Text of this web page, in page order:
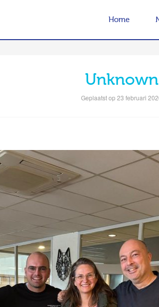
Home
Unknown
Geplaatst op 23 februari